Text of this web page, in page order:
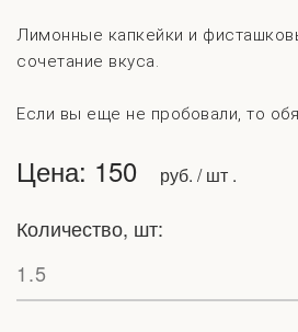
Лимонные капкейки и
сочетание вкуса.
Если вы еще не пробовали, то
Цена: 150 руб. / шт .
Количество, шт: